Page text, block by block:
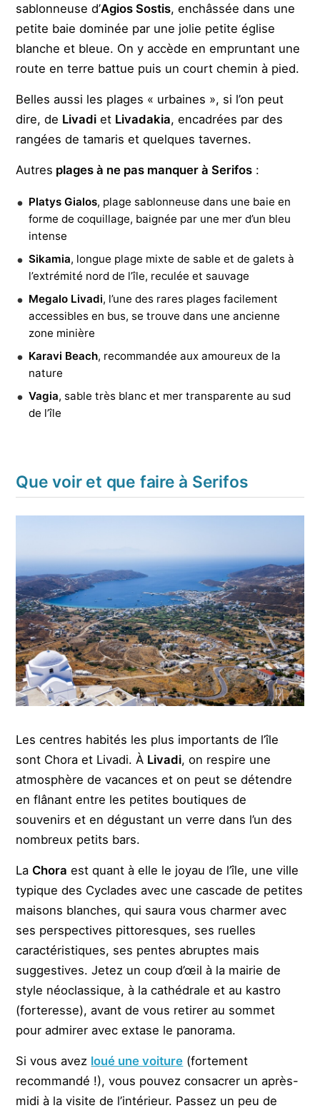
sablonneuse d’Agios Sostis, enchâssée dans une
petite baie dominée par une jolie petite église
blanche et bleue. On y accède en empruntant une
route en terre battue puis un court chemin à pied.
Belles aussi les plages « urbaines », si l’on peut
dire, de Livadi et Livadakia, encadrées par des
rangées de tamaris et quelques tavernes.
Autres plages à ne pas manquer à Serifos :
Platys Gialos, plage sablonneuse dans une baie en
forme de coquillage, baignée par une mer d’un bleu
intense
Sikamia, longue plage mixte de sable et de galets à
l’extrémité nord de l’île, reculée et sauvage
Megalo Livadi, l’une des rares plages facilement
accessibles en bus, se trouve dans une ancienne
zone minière
Karavi Beach, recommandée aux amoureux de la
nature
Vagia, sable très blanc et mer transparente au sud
de l’île
Que voir et que faire à Serifos
Les centres habités les plus importants de l’île
sont Chora et Livadi. À Livadi, on respire une
atmosphère de vacances et on peut se détendre
en flânant entre les petites boutiques de
souvenirs et en dégustant un verre dans l’un des
nombreux petits bars.
La Chora est quant à elle le joyau de l’île, une ville
typique des Cyclades avec une cascade de petites
maisons blanches, qui saura vous charmer avec
ses perspectives pittoresques, ses ruelles
caractéristiques, ses pentes abruptes mais
suggestives. Jetez un coup d’œil à la mairie de
style néoclassique, à la cathédrale et au kastro
(forteresse), avant de vous retirer au sommet
pour admirer avec extase le panorama.
Si vous avez loué une voiture (fortement
recommandé !), vous pouvez consacrer un après-
midi à la visite de l’intérieur. Passez un peu de